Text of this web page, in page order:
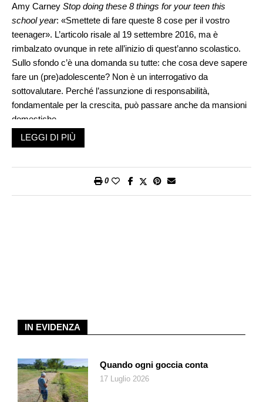
Amy Carney Stop doing these 8 things for your teen this
school year: «Smettete di fare queste 8 cose per il vostro
teenager». L’articolo risale al 19 settembre 2016, ma è
rimbalzato ovunque in rete all’inizio di quest’anno scolastico.
Sullo sfondo c’è una domanda su tutte: che cosa deve sapere
fare un (pre)adolescente? Non è un interrogativo da
sottovalutare. Perché l’assunzione di responsabilità,
fondamentale per la crescita, può passare anche da mansioni
domestiche.
Per Amy Carney, 40enne con tre gemelli maschi e una
femmina, tutti teenager, e un bimbo adottivo di 10 anni, bisogna
compilare al loro posto i moduli scolastici, recuperare i
autorevoli(aprile 2017), lo psicoterapeuta Matteo Lancini,
Fondazione Minotauro e dell’Associazione dei Gruppi Italiani di
Psicoterapia Psicoanalitica dell’Adolescenza (AGIPPSA),
sottolinea: «Bisogna favorire l’autonomia e la responsabilità
LEGGI DI PIÙ
0
IN EVIDENZA
Quando ogni goccia conta
17 Luglio 2026